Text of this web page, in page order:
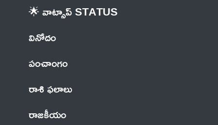
🌟 వాట్సాప్ STATUS
వినోదం
పంచాంగం
రాశి ఫలాలు
రాజకీయం